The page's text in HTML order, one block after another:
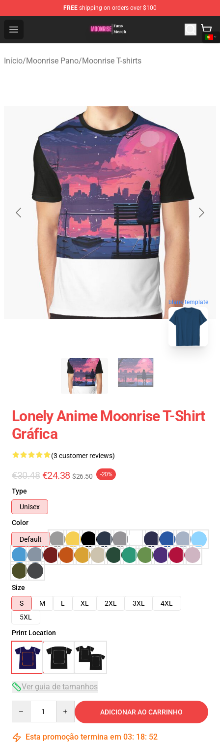
FREE shipping on orders over $100
Open menu
Moonrise Store - Official Moonrise Merchandise Shop
Início/Moonrise Pano/Moonrise T-shirts
blank template
Lonely Anime Moonrise T-Shirt
Gráfica
(3 customer reviews)
€30.48 €24.38 $26.50 -20%
Type
Unisex
Color
Default
Size
S
M L XL 2XL 3XL
4XL
5XL
Print Location
Ver guia de tamanhos
ADICIONAR AO CARRINHO
Esta promoção termina em 03: 18: 51